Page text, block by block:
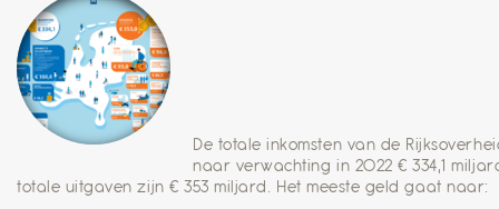
De totale inkomsten van de
naar verwachting in 2022 € 334,1
totale uitgaven zijn € 353 miljard. Het meeste geld gaat naar: